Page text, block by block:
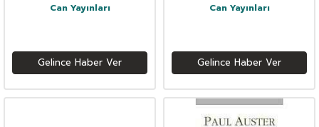
Can Yayınları
Gelince Haber Ver
Can Yayınları
Gelince Haber Ver